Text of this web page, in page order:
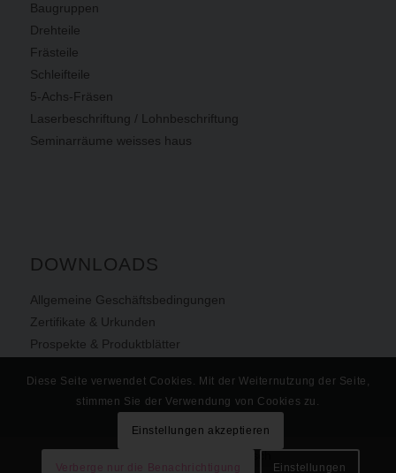
Baugruppen
Drehteile
Frästeile
Schleifteile
5-Achs-Fräsen
Laserbeschriftung / Lohnbeschriftung
Seminarräume weisses haus
DOWNLOADS
Allgemeine Geschäftsbedingungen
Zertifikate & Urkunden
Prospekte & Produktblätter
Diese Seite verwendet Cookies. Mit der Weiternutzung der Seite,
stimmen Sie der Verwendung von Cookies zu.
Einstellungen akzeptieren
Verberge nur die Benachrichtigung Einstellungen
Deutsch